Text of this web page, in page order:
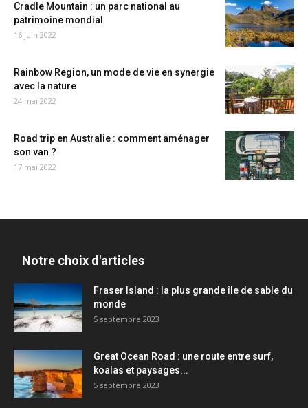
Cradle Mountain : un parc national au
patrimoine mondial
16 juin 2022
Rainbow Region, un mode de vie en synergie
avec la nature
24 mai 2022
Road trip en Australie : comment aménager
son van ?
17 mai 2022
Notre choix d'articles
Fraser Island : la plus grande île de sable du
monde
5 septembre 2023
Great Ocean Road : une route entre surf,
koalas et paysages...
5 septembre 2023